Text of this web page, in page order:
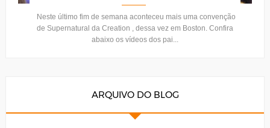
Neste último fim de semana aconteceu mais uma convenção
de Supernatural da Creation , dessa vez em Boston. Confira
abaixo os vídeos dos pai...
ARQUIVO DO BLOG